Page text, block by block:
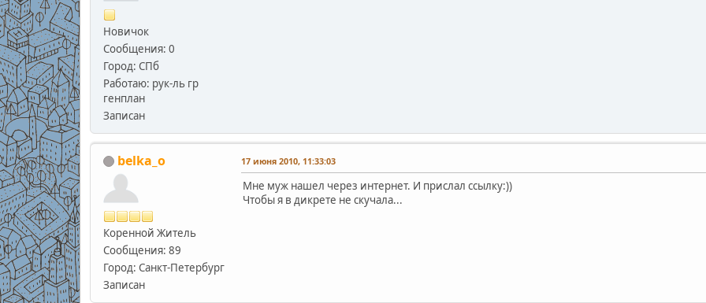
Новичок
Сообщения: 0
Город: СПб
Работаю: рук-ль гр
генплан
Записан
belka_o
Коренной Житель
Сообщения: 89
Город: Санкт-Петербург
Записан
17 июня 2010, 11:33:03
Мне муж нашел через интернет. И прислал ссылку:))
Чтобы я в дикрете не скучала...